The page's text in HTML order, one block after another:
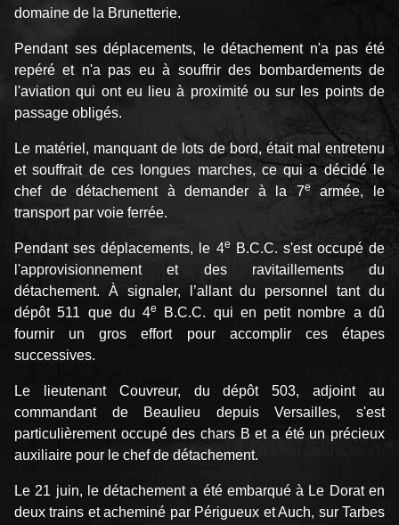
domaine de la Brunetterie.
Pendant ses déplacements, le détachement n'a pas été
repéré et n'a pas eu à souffrir des bombardements de
l'aviation qui ont eu lieu à proximité ou sur les points de
passage obligés.
Le matériel, manquant de lots de bord, était mal entretenu
et souffrait de ces longues marches, ce qui a décidé le
chef de détachement à demander à la 7earmée, le
transport par voie ferrée.
Pendant ses déplacements, le 4e
B.C.C. s'est occupé de
l'approvisionnement et des ravitaillements du
détachement. À signaler, l’allant du personnel tant du
dépôt 511 que du 4e
B.C.C. qui en petit nombre a dû
fournir un gros effort pour accomplir ces étapes
successives.
Le lieutenant Couvreur, du dépôt 503, adjoint au
commandant de Beaulieu depuis Versailles, s'est
particulièrement occupé des chars B et a été un précieux
auxiliaire pour le chef de détachement.
Le 21 juin, le détachement a été embarqué à Le Dorat en
deux trains et acheminé par Périgueux et Auch, sur Tarbes